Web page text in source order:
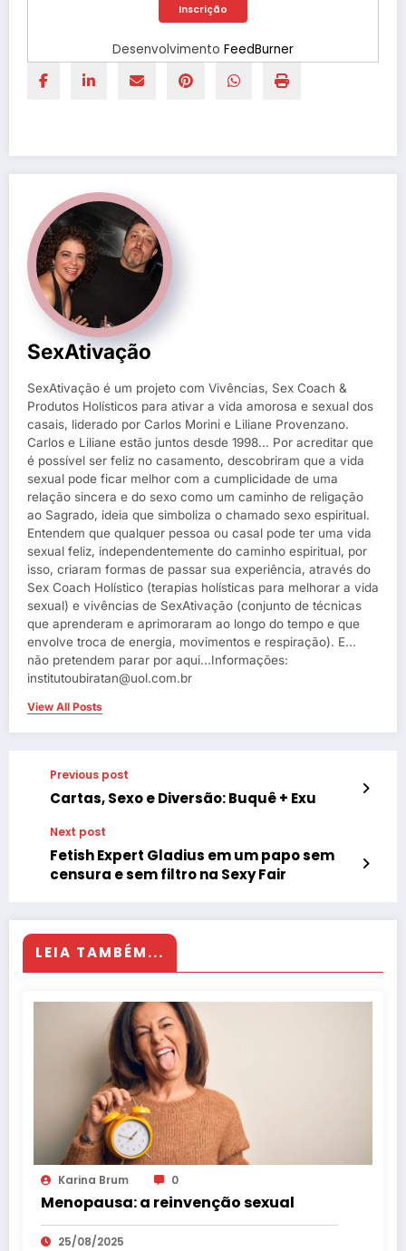
Desenvolvimento FeedBurner
SexAtivação
SexAtivação é um projeto com Vivências, Sex Coach &
Produtos Holísticos para ativar a vida amorosa e sexual dos
casais, liderado por Carlos Morini e Liliane Provenzano.
Carlos e Liliane estão juntos desde 1998... Por acreditar que
é possível ser feliz no casamento, descobriram que a vida
sexual pode ficar melhor com a cumplicidade de uma
relação sincera e do sexo como um caminho de religação
ao Sagrado, ideia que simboliza o chamado sexo espiritual.
Entendem que qualquer pessoa ou casal pode ter uma vida
sexual feliz, independentemente do caminho espiritual, por
isso, criaram formas de passar sua experiência, através do
Sex Coach Holístico (terapias holísticas para melhorar a vida
sexual) e vivências de SexAtivação (conjunto de técnicas
que aprenderam e aprimoraram ao longo do tempo e que
envolve troca de energia, movimentos e respiração). E...
não pretendem parar por aqui...Informações:
institutoubiratan@uol.com.br
View All Posts
Previous post
Cartas, Sexo e Diversão: Buquê + Exu
Next post
Fetish Expert Gladius em um papo sem
censura e sem filtro na Sexy Fair
LEIA TAMBÉM...
Karina Brum 0
Menopausa: a reinvenção sexual
25/08/2025